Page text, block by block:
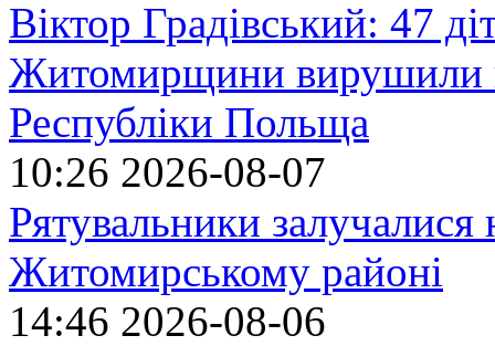
Віктор Градівський: 47
Житомирщини вирушили
Республіки Польща
10:26 2026-08-07
Рятувальники
Житомирському районі
14:46 2026-08-06